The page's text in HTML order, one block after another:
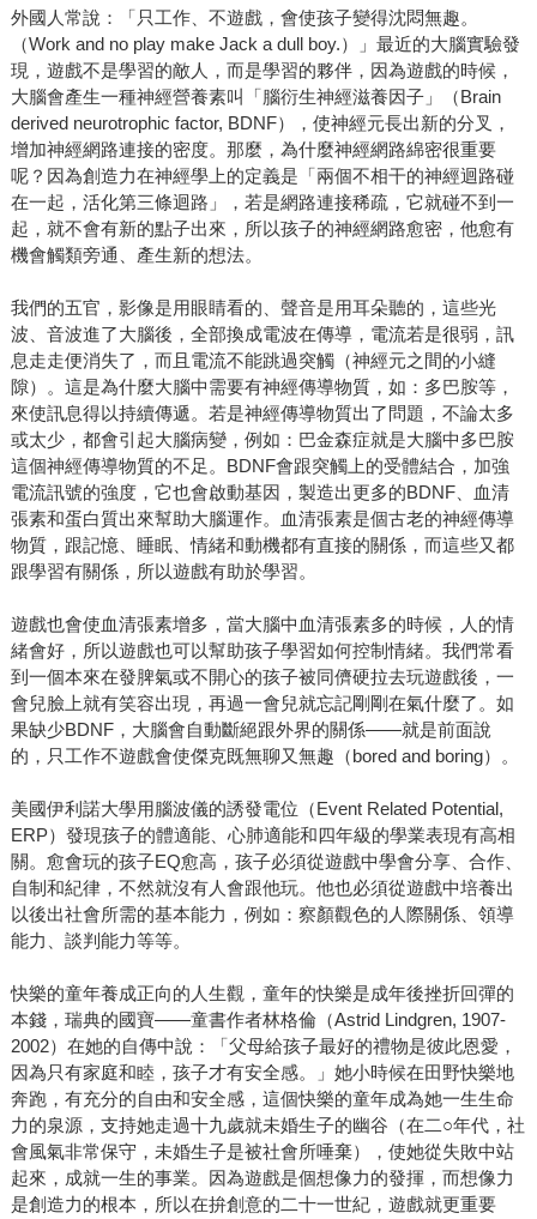
外國人常說：「只工作、不遊戲，會使孩子變得沈悶無趣。
（Work and no play make Jack a dull boy.）」最近的大腦實驗發
現，遊戲不是學習的敵人，而是學習的夥伴，因為遊戲的時候，
大腦會產生一種神經營養素叫「腦衍生神經滋養因子」（Brain
derived neurotrophic factor, BDNF），使神經元長出新的分叉，
增加神經網路連接的密度。那麼，為什麼神經網路綿密很重要
呢？因為創造力在神經學上的定義是「兩個不相干的神經迴路碰
在一起，活化第三條迴路」，若是網路連接稀疏，它就碰不到一
起，就不會有新的點子出來，所以孩子的神經網路愈密，他愈有
機會觸類旁通、產生新的想法。
我們的五官，影像是用眼睛看的、聲音是用耳朵聽的，這些光
波、音波進了大腦後，全部換成電波在傳導，電流若是很弱，訊
息走走便消失了，而且電流不能跳過突觸（神經元之間的小縫
隙）。這是為什麼大腦中需要有神經傳導物質，如：多巴胺等，
來使訊息得以持續傳遞。若是神經傳導物質出了問題，不論太多
或太少，都會引起大腦病變，例如：巴金森症就是大腦中多巴胺
這個神經傳導物質的不足。BDNF會跟突觸上的受體結合，加強
電流訊號的強度，它也會啟動基因，製造出更多的BDNF、血清
張素和蛋白質出來幫助大腦運作。血清張素是個古老的神經傳導
物質，跟記憶、睡眠、情緒和動機都有直接的關係，而這些又都
跟學習有關係，所以遊戲有助於學習。
遊戲也會使血清張素增多，當大腦中血清張素多的時候，人的情
緒會好，所以遊戲也可以幫助孩子學習如何控制情緒。我們常看
到一個本來在發脾氣或不開心的孩子被同儕硬拉去玩遊戲後，一
會兒臉上就有笑容出現，再過一會兒就忘記剛剛在氣什麼了。如
果缺少BDNF，大腦會自動斷絕跟外界的關係——就是前面說
的，只工作不遊戲會使傑克既無聊又無趣（bored and boring）。
美國伊利諾大學用腦波儀的誘發電位（Event Related Potential,
ERP）發現孩子的體適能、心肺適能和四年級的學業表現有高相
關。愈會玩的孩子EQ愈高，孩子必須從遊戲中學會分享、合作、
自制和紀律，不然就沒有人會跟他玩。他也必須從遊戲中培養出
以後出社會所需的基本能力，例如：察顏觀色的人際關係、領導
能力、談判能力等等。
快樂的童年養成正向的人生觀，童年的快樂是成年後挫折回彈的
本錢，瑞典的國寶——童書作者林格倫（Astrid Lindgren, 1907-
2002）在她的自傳中說：「父母給孩子最好的禮物是彼此恩愛，
因為只有家庭和睦，孩子才有安全感。」她小時候在田野快樂地
奔跑，有充分的自由和安全感，這個快樂的童年成為她一生生命
力的泉源，支持她走過十九歲就未婚生子的幽谷（在二○年代，社
會風氣非常保守，未婚生子是被社會所唾棄），使她從失敗中站
起來，成就一生的事業。因為遊戲是個想像力的發揮，而想像力
是創造力的根本，所以在拚創意的二十一世紀，遊戲就更重要